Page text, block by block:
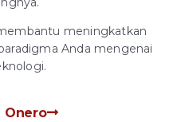
meningkatkan
Anda mengenai
Onero